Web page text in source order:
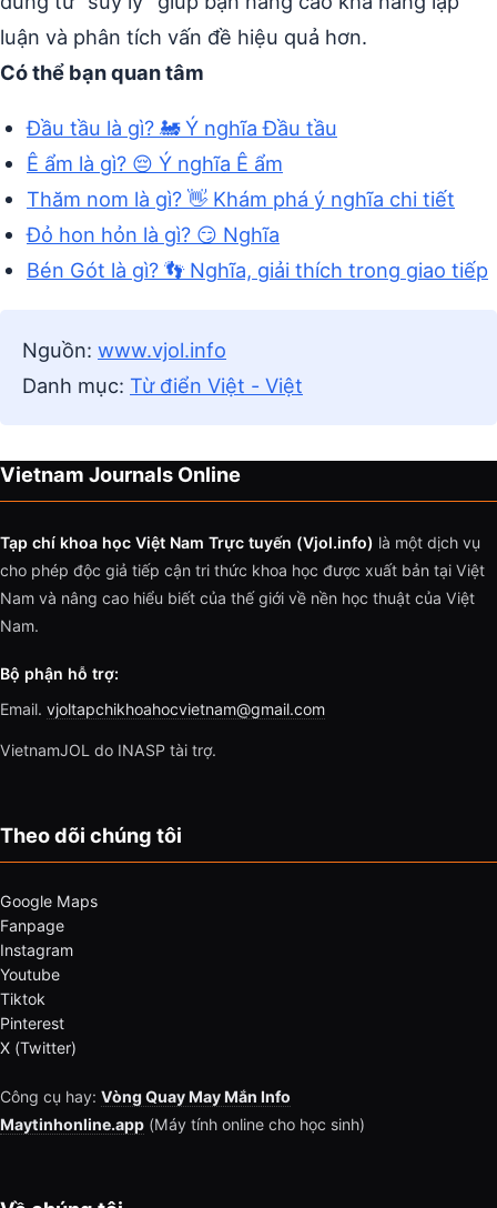
luận và phân tích vấn đề hiệu quả hơn.
Có thể bạn quan tâm
Đầu tầu là gì? 🚂 Ý nghĩa Đầu tầu
Ê ẩm là gì? 😔 Ý nghĩa Ê ẩm
Thăm nom là gì? 👋 Khám phá ý nghĩa chi tiết
Đỏ hon hỏn là gì? 😏 Nghĩa
Bén Gót là gì? 👣 Nghĩa, giải thích trong giao tiếp
Nguồn: www.vjol.info
Danh mục: Từ điển Việt - Việt
Vietnam Journals Online
Tạp chí khoa học Việt Nam Trực tuyến (Vjol.info) là một dịch vụ
cho phép độc giả tiếp cận tri thức khoa học được xuất bản tại Việt
Nam và nâng cao hiểu biết của thế giới về nền học thuật của Việt
Nam.
Bộ phận hỗ trợ:
Email. vjoltapchikhoahocvietnam@gmail.com
VietnamJOL do INASP tài trợ.
Theo dõi chúng tôi
Google Maps
Fanpage
Instagram
Youtube
Tiktok
Pinterest
X (Twitter)
Công cụ hay: Vòng Quay May Mắn Info
Maytinhonline.app (Máy tính online cho học sinh)